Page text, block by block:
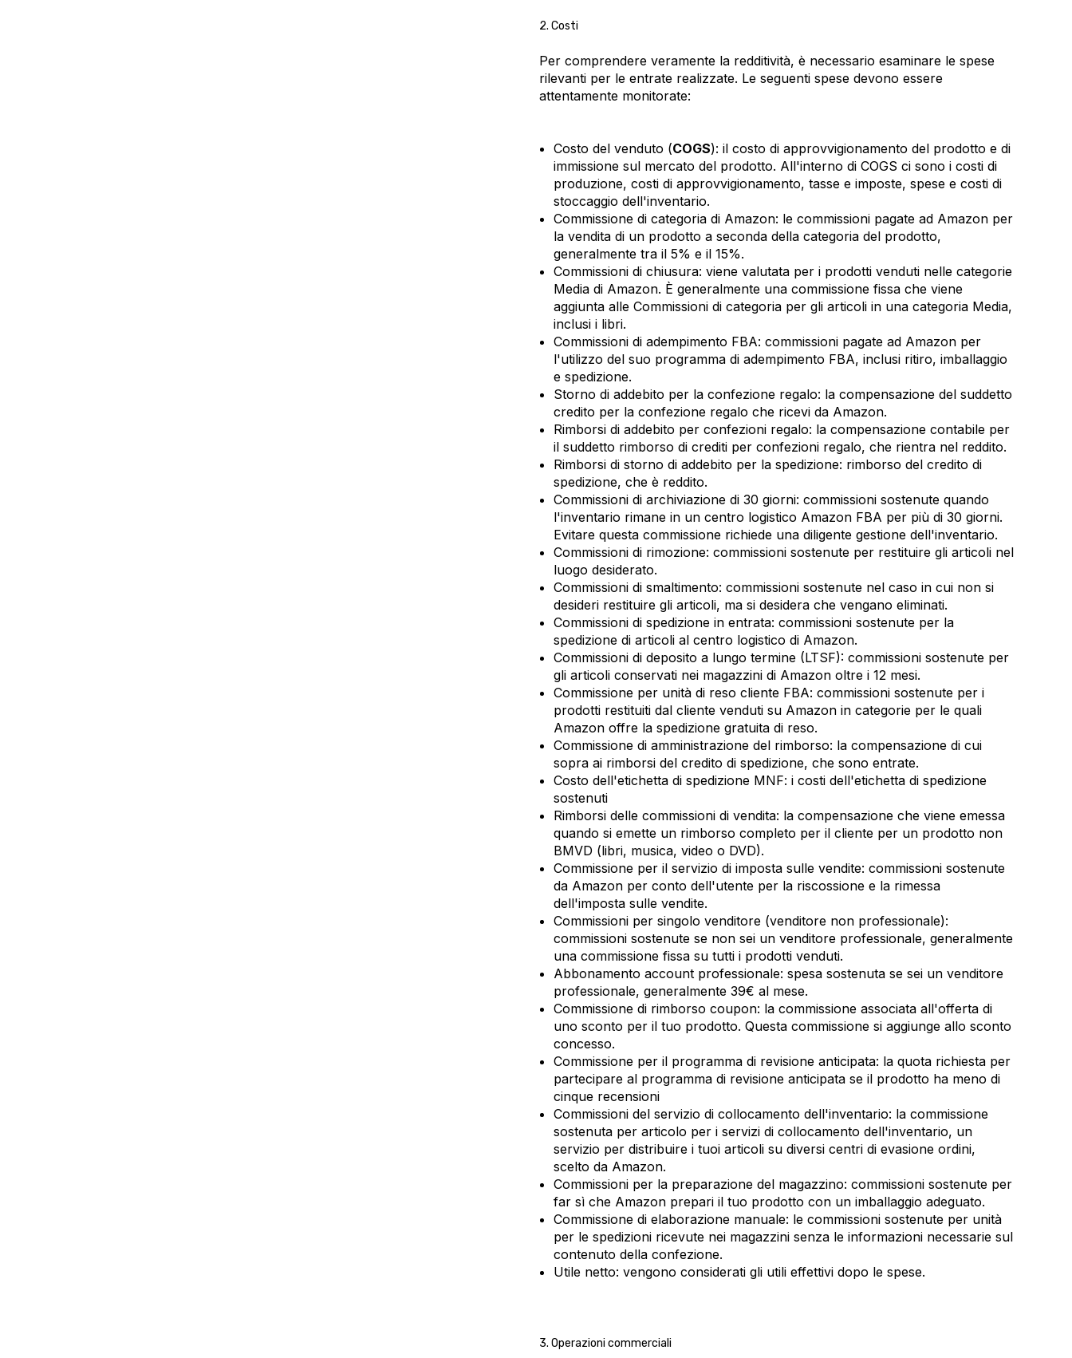
2. Costi
Per comprendere veramente la redditività, è necessario esaminare le spese
rilevanti per le entrate realizzate. Le seguenti spese devono essere
attentamente monitorate:
Costo del venduto (COGS): il costo di approvvigionamento del prodotto e di
immissione sul mercato del prodotto. All'interno di COGS ci sono i costi di
produzione, costi di approvvigionamento, tasse e imposte, spese e costi di
stoccaggio dell'inventario.
Commissione di categoria di Amazon: le commissioni pagate ad Amazon per
la vendita di un prodotto a seconda della categoria del prodotto,
generalmente tra il 5% e il 15%.
Commissioni di chiusura: viene valutata per i prodotti venduti nelle categorie
Media di Amazon. È generalmente una commissione fissa che viene
aggiunta alle Commissioni di categoria per gli articoli in una categoria Media,
inclusi i libri.
Commissioni di adempimento FBA: commissioni pagate ad Amazon per
l'utilizzo del suo programma di adempimento FBA, inclusi ritiro, imballaggio
e spedizione.
Storno di addebito per la confezione regalo: la compensazione del suddetto
credito per la confezione regalo che ricevi da Amazon.
Rimborsi di addebito per confezioni regalo: la compensazione contabile per
il suddetto rimborso di crediti per confezioni regalo, che rientra nel reddito.
Rimborsi di storno di addebito per la spedizione: rimborso del credito di
spedizione, che è reddito.
Commissioni di archiviazione di 30 giorni: commissioni sostenute quando
l'inventario rimane in un centro logistico Amazon FBA per più di 30 giorni.
Evitare questa commissione richiede una diligente gestione dell'inventario.
Commissioni di rimozione: commissioni sostenute per restituire gli articoli nel
luogo desiderato.
Commissioni di smaltimento: commissioni sostenute nel caso in cui non si
desideri restituire gli articoli, ma si desidera che vengano eliminati.
Commissioni di spedizione in entrata: commissioni sostenute per la
spedizione di articoli al centro logistico di Amazon.
Commissioni di deposito a lungo termine (LTSF): commissioni sostenute per
gli articoli conservati nei magazzini di Amazon oltre i 12 mesi.
Commissione per unità di reso cliente FBA: commissioni sostenute per i
prodotti restituiti dal cliente venduti su Amazon in categorie per le quali
Amazon offre la spedizione gratuita di reso.
Commissione di amministrazione del rimborso: la compensazione di cui
sopra ai rimborsi del credito di spedizione, che sono entrate.
Costo dell'etichetta di spedizione MNF: i costi dell'etichetta di spedizione
sostenuti
Rimborsi delle commissioni di vendita: la compensazione che viene emessa
quando si emette un rimborso completo per il cliente per un prodotto non
BMVD (libri, musica, video o DVD).
Commissione per il servizio di imposta sulle vendite: commissioni sostenute
da Amazon per conto dell'utente per la riscossione e la rimessa
dell'imposta sulle vendite.
Commissioni per singolo venditore (venditore non professionale):
commissioni sostenute se non sei un venditore professionale, generalmente
una commissione fissa su tutti i prodotti venduti.
Abbonamento account professionale: spesa sostenuta se sei un venditore
professionale, generalmente 39€ al mese.
Commissione di rimborso coupon: la commissione associata all'offerta di
uno sconto per il tuo prodotto. Questa commissione si aggiunge allo sconto
concesso.
Commissione per il programma di revisione anticipata: la quota richiesta per
partecipare al programma di revisione anticipata se il prodotto ha meno di
cinque recensioni
Commissioni del servizio di collocamento dell'inventario: la commissione
sostenuta per articolo per i servizi di collocamento dell'inventario, un
servizio per distribuire i tuoi articoli su diversi centri di evasione ordini,
scelto da Amazon.
Commissioni per la preparazione del magazzino: commissioni sostenute per
far sì che Amazon prepari il tuo prodotto con un imballaggio adeguato.
Commissione di elaborazione manuale: le commissioni sostenute per unità
per le spedizioni ricevute nei magazzini senza le informazioni necessarie sul
contenuto della confezione.
Utile netto: vengono considerati gli utili effettivi dopo le spese.
3. Operazioni commerciali